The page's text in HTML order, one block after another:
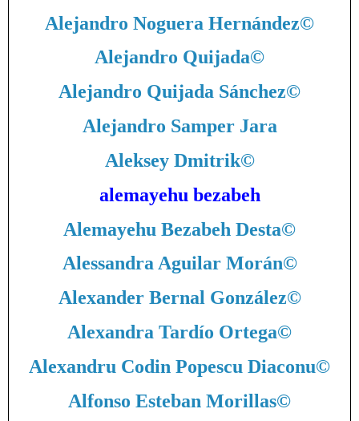
Alejandro Noguera Hernández©
Alejandro Quijada©
Alejandro Quijada Sánchez©
Alejandro Samper Jara
Aleksey Dmitrik©
alemayehu bezabeh
Alemayehu Bezabeh Desta©
Alessandra Aguilar Morán©
Alexander Bernal González©
Alexandra Tardío Ortega©
Alexandru Codin Popescu Diaconu©
Alfonso Esteban Morillas©